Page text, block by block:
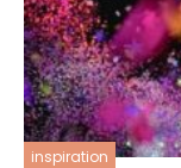
inspiration